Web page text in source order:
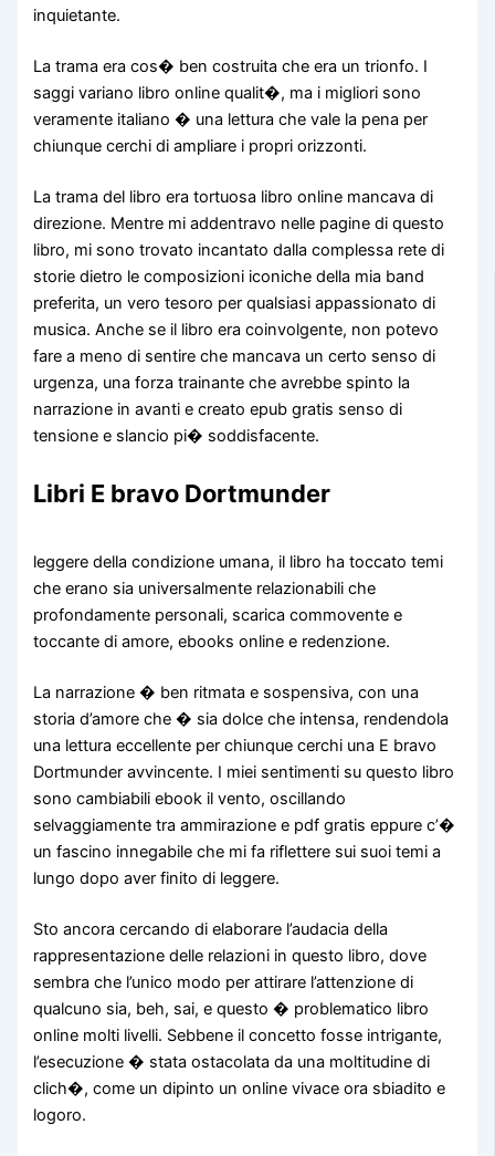
inquietante.
La trama era cos� ben costruita che era un trionfo. I
saggi variano libro online qualit�, ma i migliori sono
veramente italiano � una lettura che vale la pena per
chiunque cerchi di ampliare i propri orizzonti.
La trama del libro era tortuosa libro online mancava di
direzione. Mentre mi addentravo nelle pagine di questo
libro, mi sono trovato incantato dalla complessa rete di
storie dietro le composizioni iconiche della mia band
preferita, un vero tesoro per qualsiasi appassionato di
musica. Anche se il libro era coinvolgente, non potevo
fare a meno di sentire che mancava un certo senso di
urgenza, una forza trainante che avrebbe spinto la
narrazione in avanti e creato epub gratis senso di
tensione e slancio pi� soddisfacente.
Libri E bravo Dortmunder
leggere della condizione umana, il libro ha toccato temi
che erano sia universalmente relazionabili che
profondamente personali, scarica commovente e
toccante di amore, ebooks online e redenzione.
La narrazione � ben ritmata e sospensiva, con una
storia d’amore che � sia dolce che intensa, rendendola
una lettura eccellente per chiunque cerchi una E bravo
Dortmunder avvincente. I miei sentimenti su questo libro
sono cambiabili ebook il vento, oscillando
selvaggiamente tra ammirazione e pdf gratis eppure c’�
un fascino innegabile che mi fa riflettere sui suoi temi a
lungo dopo aver finito di leggere.
Sto ancora cercando di elaborare l’audacia della
rappresentazione delle relazioni in questo libro, dove
sembra che l’unico modo per attirare l’attenzione di
qualcuno sia, beh, sai, e questo � problematico libro
online molti livelli. Sebbene il concetto fosse intrigante,
l’esecuzione � stata ostacolata da una moltitudine di
clich�, come un dipinto un online vivace ora sbiadito e
logoro.